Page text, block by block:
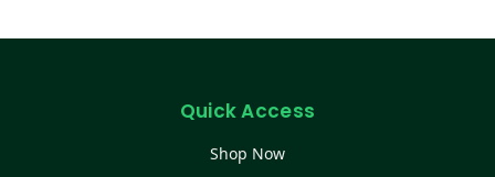
Quick Access
Shop Now